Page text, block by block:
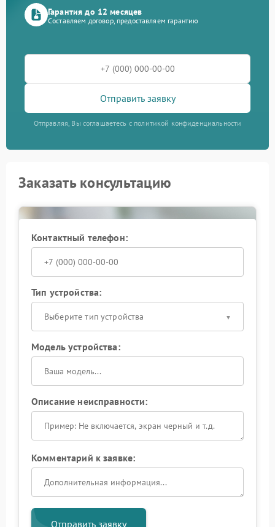
Гарантия до 12 месяцев
Составляем договор, предоставляем гарантию
Отправить заявку
Отправляя, Вы соглашаетесь с политикой конфиденциальности
Заказать консультацию
Контактный телефон:
Тип устройства:
Выберите тип устройства
Модель устройства:
Описание неисправности:
Комментарий к заявке:
Отправить заявку